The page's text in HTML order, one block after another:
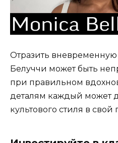
Отразить
Белуччи может быть
при правильном
деталям каждый может
культового стиля в свой